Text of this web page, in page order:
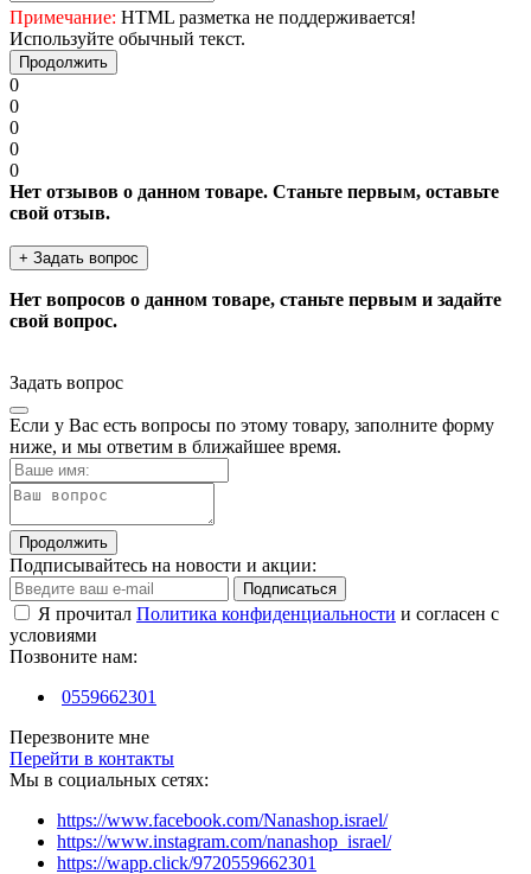
Примечание: HTML разметка не поддерживается!
Используйте обычный текст.
Продолжить
0
0
0
0
0
Нет отзывов о данном товаре. Станьте первым, оставьте
свой отзыв.
+ Задать вопрос
Нет вопросов о данном товаре, станьте первым и задайте
свой вопрос.
Задать вопрос
Если у Вас есть вопросы по этому товару, заполните форму
ниже, и мы ответим в ближайшее время.
Продолжить
Подписывайтесь на новости и акции:
Подписаться
Я прочитал Политика конфиденциальности и согласен с
условиями
Позвоните нам:
0559662301
Перезвоните мне
Перейти в контакты
Мы в социальных сетях:
https://www.facebook.com/Nanashop.israel/
https://www.instagram.com/nanashop_israel/
https://wapp.click/9720559662301